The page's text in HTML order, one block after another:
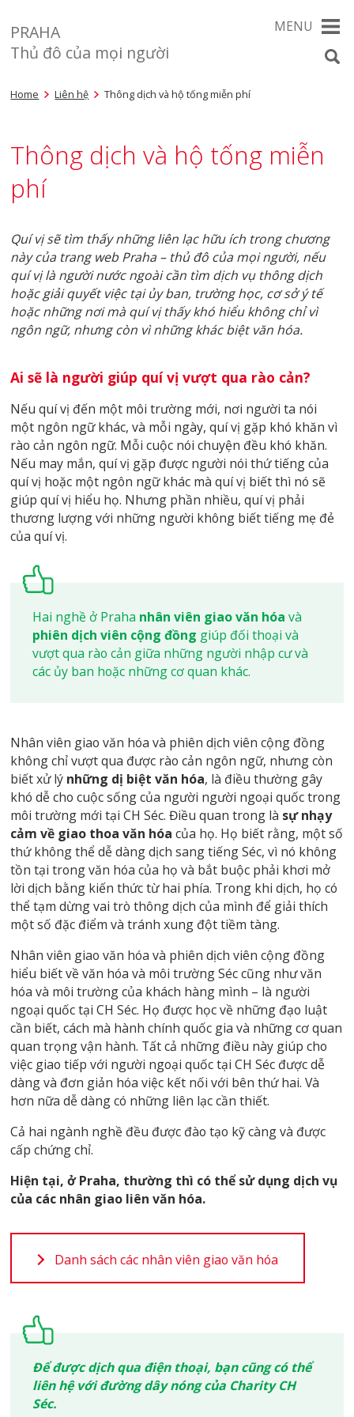
PRAHA
Thủ đô của mọi người
MENU
Home Liên hệ Thông dịch và hộ tống miễn phí
Thông dịch và hộ tống miễn
phí
Quívị sẽ tìm thấy những liên lạc hữu ích trong chương
này của trang web Praha – thủ đô của mọi người, nếu
quí vị là người nước ngoài cần tìm dịch vụ thông dịch
hoặc giải quyết việc tại ủy ban, trường học, cơ sở ý tế
hoặc những nơi mà quí vị thấy khó hiểu không chỉ vì
ngôn ngữ, nhưng còn vì những khác biệt văn hóa.
Ai sẽ là người giúp quí vị vượt qua rào cản?
Nếu quí vị đến một môi trường mới, nơi người ta nói
một ngôn ngữ khác, và mỗi ngày, quí vị gặp khó khăn vì
rào cản ngôn ngữ. Mỗi cuộc nói chuyện đều khó khăn.
Nếu may mắn, quí vị gặp được người nói thứ tiếng của
quí vị hoặc một ngôn ngữ khác mà quí vị biết thì nó sẽ
giúp quí vị hiểu họ. Nhưng phần nhiều, quí vị phải
thương lượng với những người không biết tiếng mẹ đẻ
của quí vị.
Hai nghề ở Praha nhân viên giao văn hóavà
phiên dịch viên cộng đồng giúp đối thoại và
vượt qua rào cản giữa những người nhập cư và
các ủy ban hoặc những cơ quan khác.
Nhân viên giao văn hóa và phiên dịch viên cộng đồng
không chỉ vượt qua được rào cản ngôn ngữ, nhưng còn
biết xử lý những dị biệt văn hóa, là điều thường gây
khó dễ cho cuộc sống của người người ngoại quốc trong
môi trường mới tại CH Séc. Điều quan trong là sự nhạy
cảm về giao thoa văn hóa của họ. Họ biết rằng, một số
thứ không thể dễ dàng dịch sang tiếng Séc, vì nó không
tồn tại trong văn hóa của họ và bắt buộc phải khơi mở
lời dịch bằng kiến thức từ hai phía. Trong khi dịch, họ có
thể tạm dừng vai trò thông dịch của mình để giải thích
một số đặc điểm và tránh xung đột tiềm tàng.
Nhân viên giao văn hóa và phiên dịch viên cộng đồng
hiểu biết về văn hóa và môi trường Séc cũng như văn
hóa và môi trường của khách hàng mình – là người
ngoại quốc tại CH Séc. Họ được học về những đạo luật
cần biết, cách mà hành chính quốc gia và những cơ quan
quan trọng vận hành. Tất cả những điều này giúp cho
việc giao tiếp với người ngoại quốc tại CH Séc được dễ
dàng và đơn giản hóa việc kết nối với bên thứ hai. Và
hơn nữa dễ dàng có những liên lạc cần thiết.
Cả hai ngành nghề đều được đào tạo kỹ càng và được
cấp chứng chỉ.
Hiện tại, ở Praha, thường thì có thể sử dụng dịch vụ
của các nhân giao liên văn hóa.
Danh sách các nhân viên giao văn hóa
Để được dịch qua điện thoại, bạn cũng cóthể
liên hệ với đường dây nóng của Charity CH
Séc.